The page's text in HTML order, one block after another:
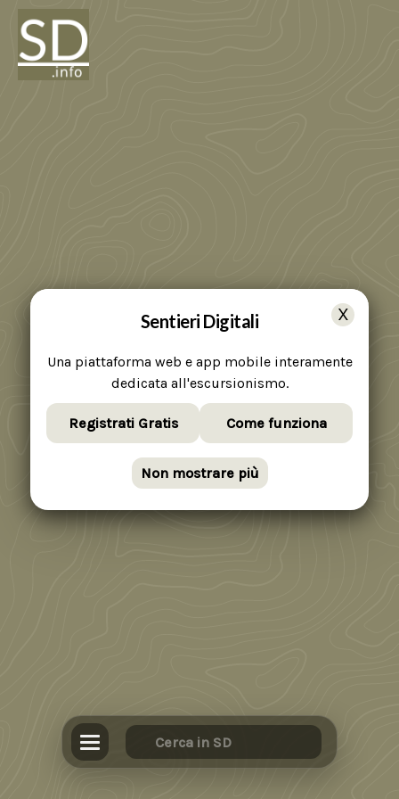
Sentieri Digitali
Una piattaforma web e app mobile interamente
dedicata all'escursionismo.
Registrati Gratis Come funziona
Non mostrare più